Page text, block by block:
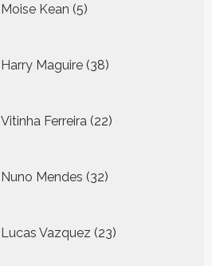
Moise Kean 5
producten
Harry Maguire 38
producten
Vitinha Ferreira 22
producten
Nuno Mendes 32
producten
Lucas Vazquez 23
producten